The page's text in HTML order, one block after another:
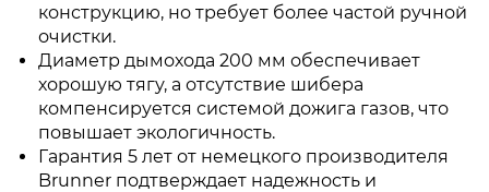
конструкцию, но требует более частой ручной
очистки.
Диаметр дымохода 200 мм обеспечивает
хорошую тягу, а отсутствие шибера
компенсируется системой дожига газов, что
повышает экологичность.
Гарантия 5 лет от немецкого производителя
Brunner подтверждает надежность и